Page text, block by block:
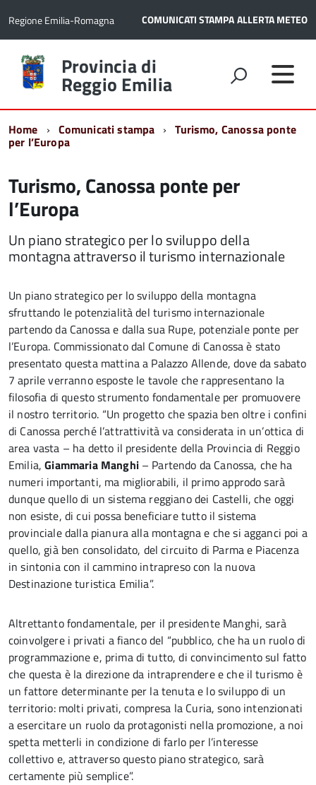
Regione Emilia-Romagna COMUNICATI STAMPAALLERTA METEO
Torna
alla
home
Provincia di
Reggio Emilia
Home Comunicati stampa Turismo, Canossa ponte
per l’Europa
Turismo, Canossa ponte per
l’Europa
Un piano strategico per lo sviluppo della
montagna attraverso il turismo internazionale
Un piano strategico per lo sviluppo della montagna
sfruttando le potenzialità del turismo internazionale
partendo da Canossa e dalla sua Rupe, potenziale ponte per
l’Europa. Commissionato dal Comune di Canossa è stato
presentato questa mattina a Palazzo Allende, dove da sabato
7 aprile verranno esposte le tavole che rappresentano la
filosofia di questo strumento fondamentale per promuovere
il nostro territorio. “Un progetto che spazia ben oltre i confini
di Canossa perché l’attrattività va considerata in un’ottica di
area vasta – ha detto il presidente della Provincia di Reggio
Emilia,Giammaria Manghi– Partendo da Canossa, che ha
numeri importanti, ma migliorabili, il primo approdo sarà
dunque quello di un sistema reggiano dei Castelli, che oggi
non esiste, di cui possa beneficiare tutto il sistema
provinciale dalla pianura alla montagna e che si agganci poi a
quello, già ben consolidato, del circuito di Parma e Piacenza
in sintonia con il cammino intrapreso con la nuova
Destinazione turistica Emilia”.
Altrettanto fondamentale, per il presidente Manghi, sarà
coinvolgere i privati a fianco del “pubblico, che ha un ruolo di
programmazione e, prima di tutto, di convincimento sul fatto
che questa è la direzione da intraprendere e che il turismo è
un fattore determinante per la tenuta e lo sviluppo di un
territorio: molti privati, compresa la Curia, sono intenzionati
a esercitare un ruolo da protagonisti nella promozione, a noi
spetta metterli in condizione di farlo per l’interesse
collettivo e, attraverso questo piano strategico, sarà
certamente più semplice”.